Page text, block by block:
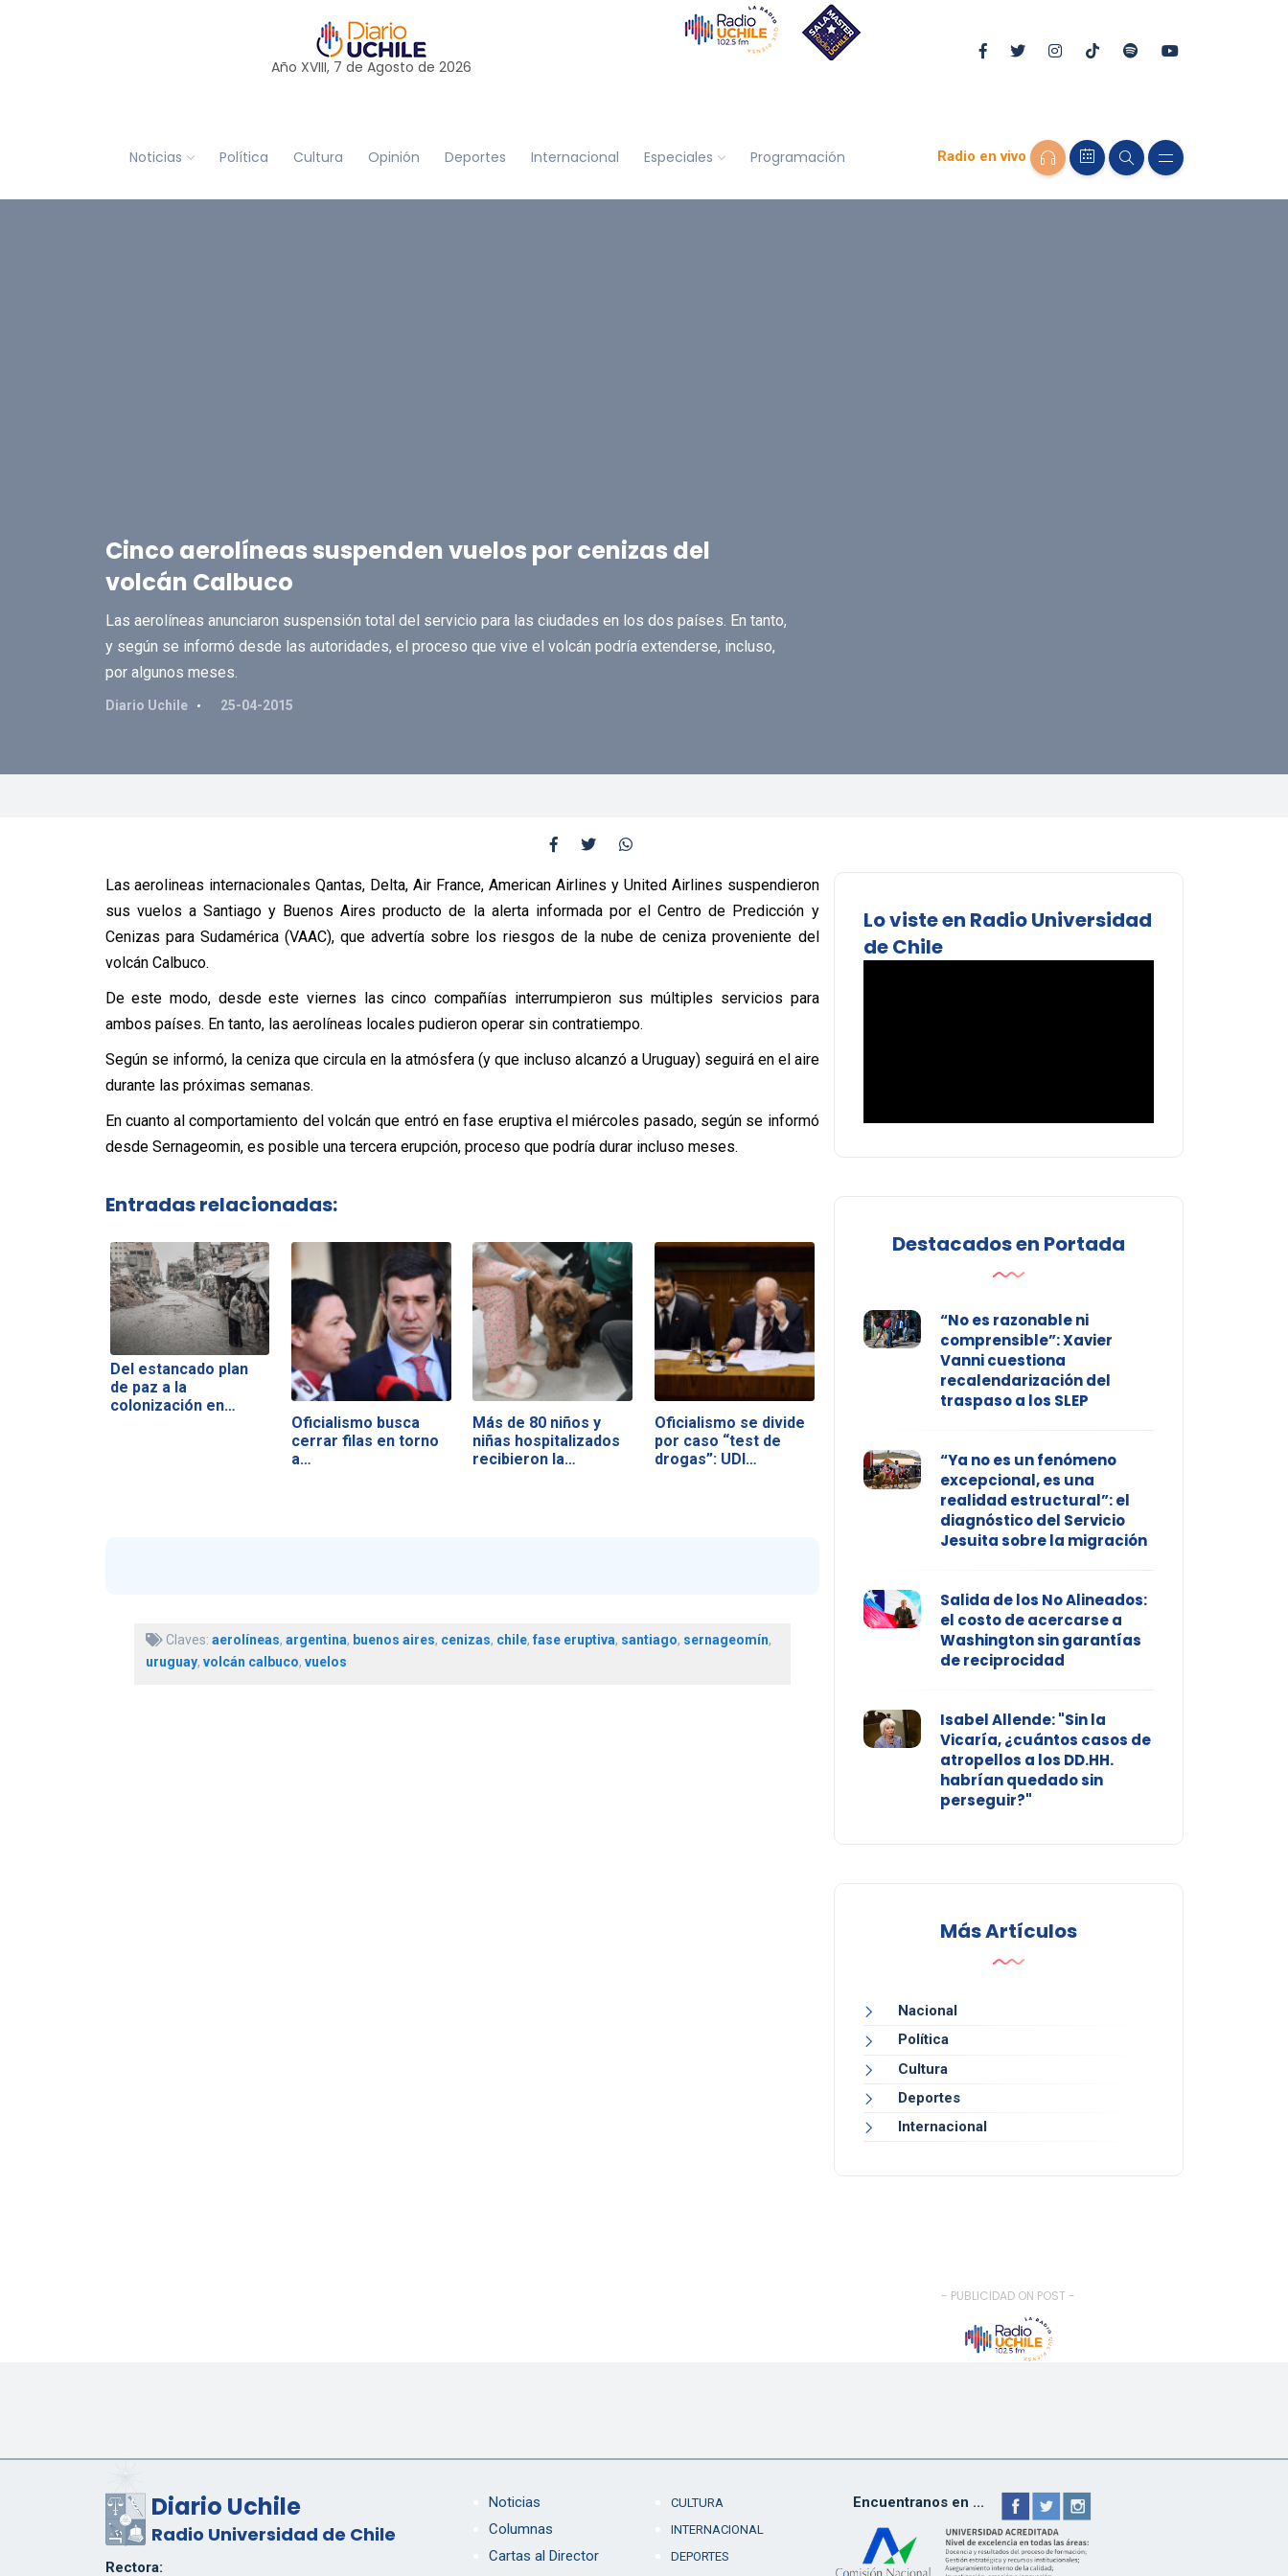
Año XVIII, 7 de Agosto de 2026
Noticias Política Cultura Opinión Deportes Internacional Especiales Programación Radio en vivo
Cinco aerolíneas suspenden vuelos por cenizas del
volcán Calbuco
Las aerolíneas anunciaron suspensión total del servicio para las ciudades en los dos países. En tanto,
y según se informó desde las autoridades, el proceso que vive el volcán podría extenderse, incluso,
por algunos meses.
Diario Uchile 25-04-2015
Las aerolineas internacionales Qantas, Delta, Air France, American Airlines y United Airlines suspendieron
sus vuelos a Santiago y Buenos Aires producto de la alerta informada por el Centro de Predicción y
Cenizas para Sudamérica (VAAC), que advertía sobre los riesgos de la nube de ceniza proveniente del
volcán Calbuco.
De este modo, desde este viernes las cinco compañías interrumpieron sus múltiples servicios para
ambos países. En tanto, las aerolíneas locales pudieron operar sin contratiempo.
Según se informó, la ceniza que circula en la atmósfera (y que incluso alcanzó a Uruguay) seguirá en el aire
durante las próximas semanas.
En cuanto al comportamiento del volcán que entró en fase eruptiva el miércoles pasado, según se informó
desde Sernageomin, es posible una tercera erupción, proceso que podría durar incluso meses.
Entradas relacionadas:
Del estancado plan
de paz a la
colonización en…
Oficialismo busca
cerrar filas en torno
a…
Más de 80 niños y
niñas hospitalizados
recibieron la…
Oficialismo se divide
por caso “test de
drogas”: UDI…
Claves: aerolíneas, argentina, buenos aires, cenizas, chile,fase eruptiva, santiago, sernageomín,
uruguay, volcán calbuco, vuelos
Lo viste en Radio Universidad
de Chile
Destacados en Portada
“No es razonable ni
comprensible”: Xavier
Vanni cuestiona
recalendarización del
traspaso a los SLEP
“Ya no es un fenómeno
excepcional, es una
realidad estructural”: el
diagnóstico del Servicio
Jesuita sobre la migración
Salida de los No Alineados:
el costo de acercarse a
Washington sin garantías
de reciprocidad
Isabel Allende: "Sin la
Vicaría, ¿cuántos casos de
atropellos a los DD.HH.
habrían quedado sin
perseguir?"
Más Artículos
Nacional
Política
Cultura
Deportes
Internacional
- PUBLICIDAD ON POST -
Diario Uchile
Radio Universidad de Chile
Rectora:
Noticias
Columnas
Cartas al Director
CULTURA
INTERNACIONAL
DEPORTES
Encuentranos en ...